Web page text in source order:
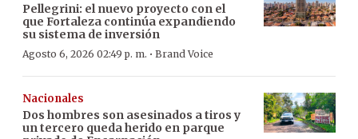
Pellegrini: el nuevo proyecto con el
que Fortaleza continúa expandiendo
su sistema de inversión
Agosto 6, 2026 02:49 p. m. · Brand Voice
Nacionales
Dos hombres son asesinados a tiros y
un tercero queda herido en parque